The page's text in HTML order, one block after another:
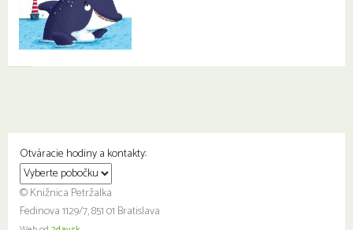
Otváracie hodiny a kontakty:
© Knižnica Petržalka
Fedinova 1129/7, 851 01 Bratislava